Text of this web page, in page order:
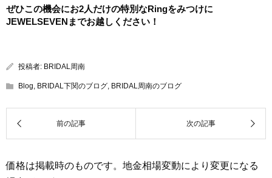
ぜひこの機会にお2人だけの特別なRingをみつけに
JEWELSEVENまでお越しください！
投稿者: BRIDAL周南
Blog, BRIDAL下関のブログ, BRIDAL周南のブログ
価格は掲載時のものです。地金相場変動により変更になる